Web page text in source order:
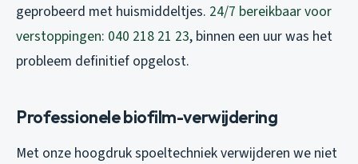
geprobeerd met huismiddeltjes. 24/7 bereikbaar voor
verstoppingen: 040 218 21 23, binnen een uur was het
probleem definitief opgelost.
Professionele biofilm-verwijdering
Met onze hoogdruk spoeltechniek verwijderen we niet